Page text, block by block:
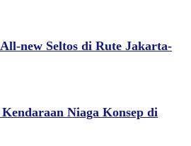
new Seltos di Rute Jakarta-
Niaga Konsep di